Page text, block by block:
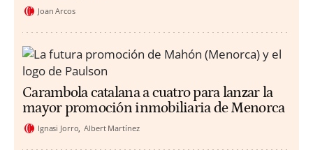
Joan Arcos
Carambola catalana a cuatro para lanzar la
mayor promoción inmobiliaria de Menorca
Ignasi Jorro Albert Martínez